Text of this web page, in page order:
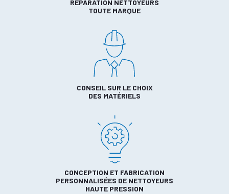
RÉPARATION NETTOYEURS
TOUTE MARQUE
CONSEIL SUR LE CHOIX
DES MATÉRIELS
CONCEPTION ET FABRICATION
PERSONNALISÉES DE NETTOYEURS
HAUTE PRESSION